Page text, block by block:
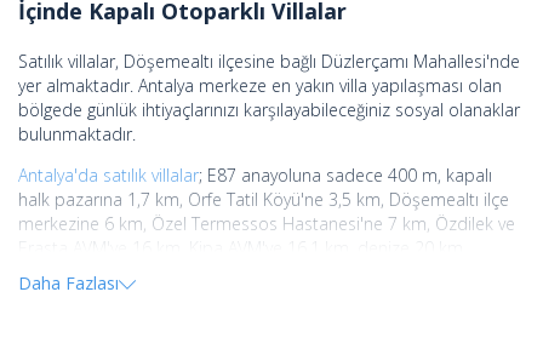
İçinde Kapalı Otoparklı Villalar
Satılık villalar, Döşemealtı ilçesine bağlı Düzlerçamı Mahallesi'nde
yer almaktadır. Antalya merkeze en yakın villa yapılaşması olan
bölgede günlük ihtiyaçlarınızı karşılayabileceğiniz sosyal olanaklar
bulunmaktadır.
Antalya'da satılık villalar; E87 anayoluna sadece 400 m, kapalı
halk pazarına 1,7 km, Orfe Tatil Köyü'ne 3,5 km, Döşemealtı ilçe
merkezine 6 km, Özel Termessos Hastanesi'ne 7 km, Özdilek ve
Kaleiçi'ne 23 km ve Antalya Havalimanı'na 32 km uzaklıkta yer
almaktadır.
Daha Fazlası